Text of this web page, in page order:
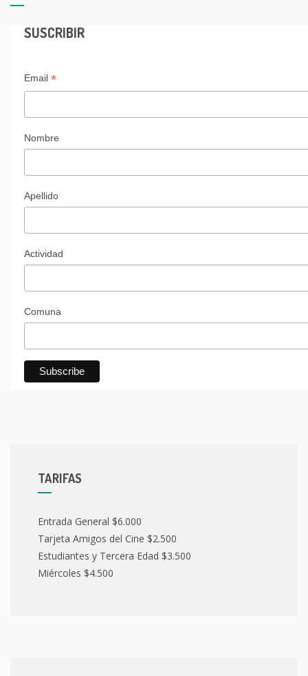
SUSCRIBIR
Email *
Nombre
Apellido
Actividad
Comuna
TARIFAS
Entrada General $6.000
Tarjeta Amigos del Cine $2.500
Estudiantes y Tercera Edad $3.500
Miércoles $4.500